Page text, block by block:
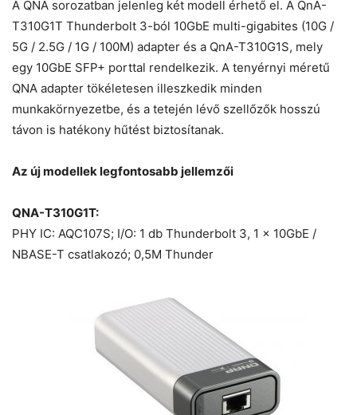
A QNA sorozatban jelenleg két modell érhető el. A QnA-
T310G1T Thunderbolt 3-ból 10GbE multi-gigabites (10G /
5G / 2.5G / 1G / 100M) adapter és a QnA-T310G1S, mely
egy 10GbE SFP+ porttal rendelkezik. A tenyérnyi méretű
QNA adapter tökéletesen illeszkedik minden
munkakörnyezetbe, és a tetején lévő szellőzők hosszú
távon is hatékony hűtést biztosítanak.
Az új modellek legfontosabb jellemzői
QNA-T310G1T:
PHY IC: AQC107S; I/O: 1 db Thunderbolt 3, 1 x 10GbE /
NBASE-T csatlakozó; 0,5M Thunder